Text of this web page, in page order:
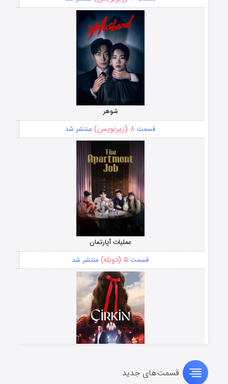
شوهر
قسمت ۸ (زیرنویس) منتشر شد
عملیات آپارتمان
قسمت ۵ (دوبله) منتشر شد
سریال زشتقسمت‌های جدید